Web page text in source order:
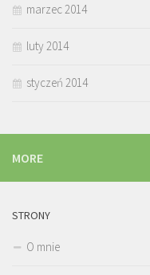
marzec 2014
luty 2014
styczeń 2014
MORE
STRONY
O mnie